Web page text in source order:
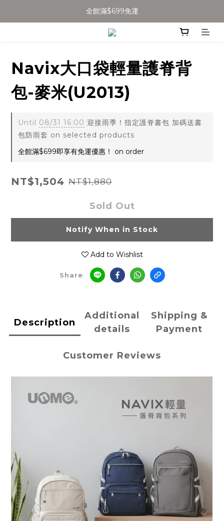
全館滿$699免運
加入會員得$100購物金👉
Navix大口袋輕量護脊背
包-麥米(U2013)
Until 08/31 16:00 迎接雨季！指定護脊書包 加碼送書
包防雨套 on selected products
全館滿$699即享有免運優惠！ on order
NT$1,504 NT$1,880
Sold Out
Notify When in Stock
Add to Wishlist
Share
Description
Additional
details
Shipping &
Payment
Customer Reviews